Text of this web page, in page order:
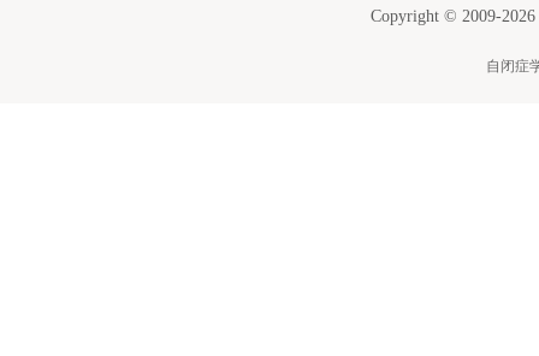
Copyright © 2009-
自闭症